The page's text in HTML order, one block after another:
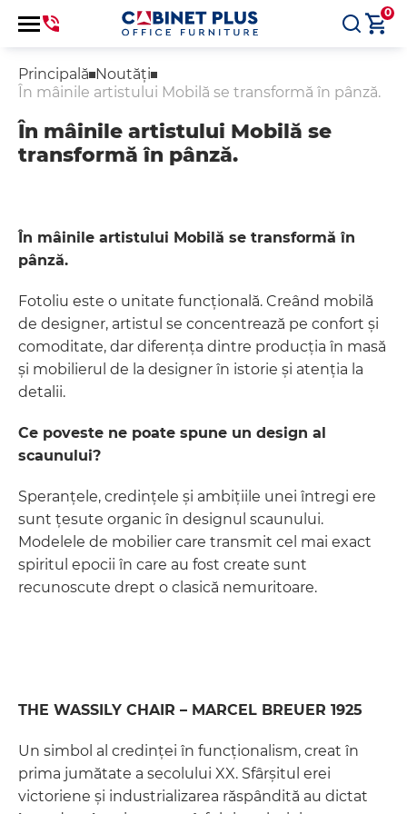
0
Principală Noutăți
În mâinile artistului Mobilă se transformă în pânză.
În mâinile artistului Mobilă se
transformă în pânză.
În mâinile artistului Mobilă se transformă în
pânză.
Fotoliu este o unitate funcțională. Creând mobilă
de designer, artistul se concentrează pe confort și
comoditate, dar diferența dintre producția în masă
și mobilierul de la designer în istorie și atenția la
detalii.
Ce poveste ne poate spune un design al
scaunului?
Speranțele, credințele și ambițiile unei întregi ere
sunt țesute organic în designul scaunului.
Modelele de mobilier care transmit cel mai exact
spiritul epocii în care au fost create sunt
recunoscute drept o clasică nemuritoare.
THE WASSILY CHAIR – MARCEL BREUER 1925
Un simbol al credinței în funcționalism, creat în
prima jumătate a secolului XX. Sfârșitul erei
victoriene și industrializarea răspândită au dictat